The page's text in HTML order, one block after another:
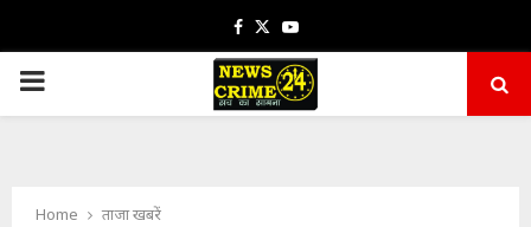
Facebook
TwitterYoutube
PRIMARY
Home
ताजा खबरें